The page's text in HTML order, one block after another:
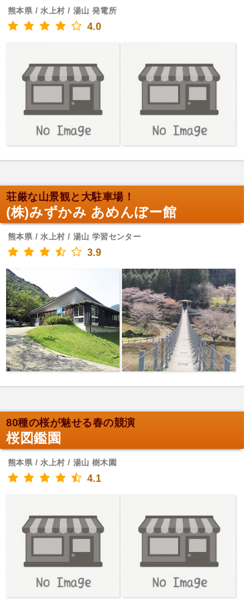
熊本県 / 水上村 / 湯山 発電所
4.0
荘厳な山景観と大駐車場！
(株)みずかみ あめんぼー館
熊本県 / 水上村 / 湯山 学習センター
3.9
80種の桜が魅せる春の競演
桜図鑑園
熊本県 / 水上村 / 湯山 樹木園
4.1